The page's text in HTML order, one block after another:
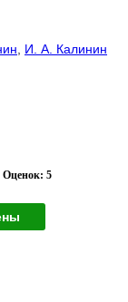
И. А. Калинин
Оценок: 5